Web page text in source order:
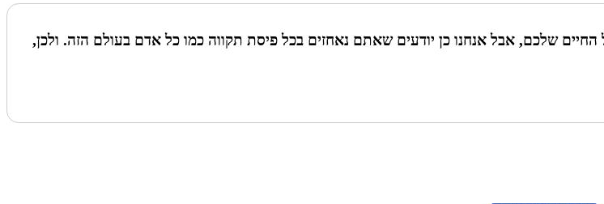
שלכם, אבל אנחנו כן יודעים שאתם נאחזים בכל פיסת תקווה כמו כל אדם בעולם הזה. ולכן,